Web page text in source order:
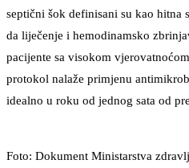
septični šok definisani su kao hitna
da liječenje i hemodinamsko
pacijente sa visokom
protokol nalaže primjenu
idealno u roku od jednog sata od
Foto: Dokument Ministarstva